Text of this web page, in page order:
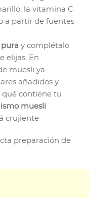
la vitamina C
a partir de fuentes
y complétalo
elijas. En
muesli ya
añadidos y
qué contiene tu
muesli
crujiente
preparación de